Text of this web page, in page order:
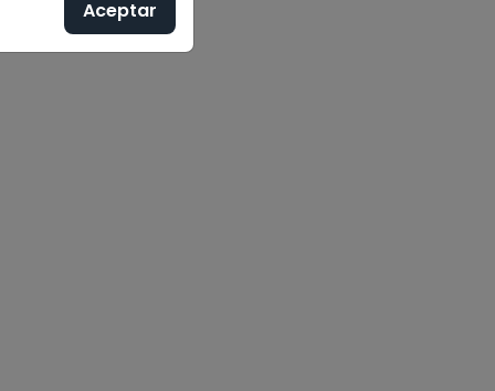
Aceptar